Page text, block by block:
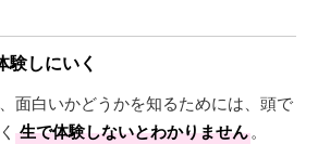
験しにいく
面白いかどうかを知るためには、頭で
生で体験しないとわかりません。